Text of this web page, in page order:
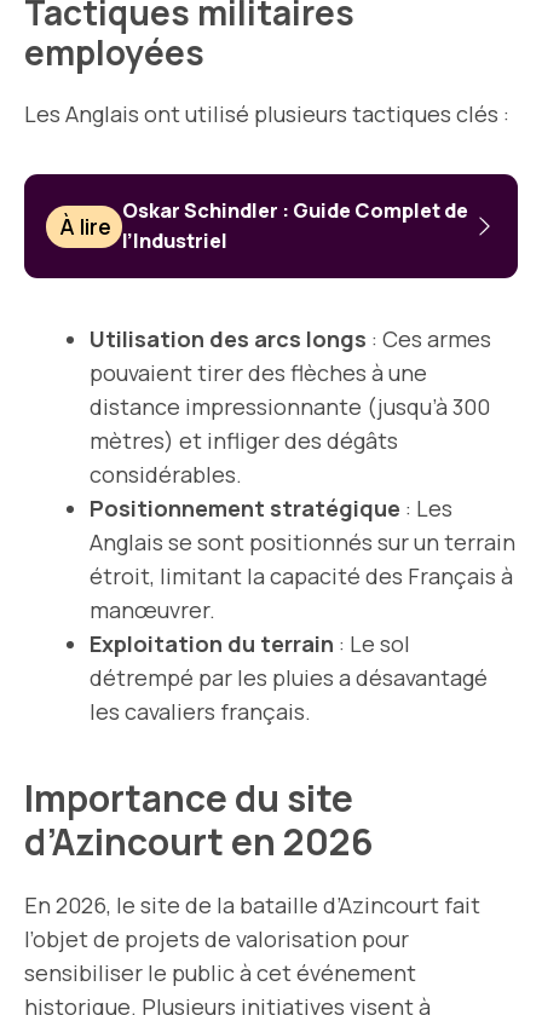
Tactiques militaires
employées
Les Anglais ont utilisé plusieurs tactiques clés :
À lire
Oskar Schindler : Guide Complet de
l’Industriel
Utilisation des arcs longs : Ces armes
pouvaient tirer des flèches à une
distance impressionnante (jusqu’à 300
mètres) et infliger des dégâts
considérables.
Positionnement stratégique : Les
Anglais se sont positionnés sur un terrain
étroit, limitant la capacité des Français à
manœuvrer.
Exploitation du terrain : Le sol
détrempé par les pluies a désavantagé
les cavaliers français.
Importance du site
d’Azincourt en 2026
En 2026, le site de la bataille d’Azincourt fait
l’objet de projets de valorisation pour
sensibiliser le public à cet événement
historique. Plusieurs initiatives visent à